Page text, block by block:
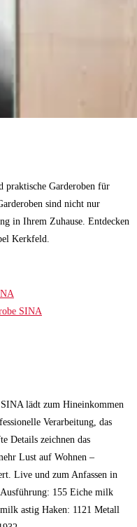
Garderoben für
sind nicht nur
in Ihrem Zuhause. Entdecken
Kerkfeld.
lädt zum Hineinkommen
Verarbeitung, das
Details zeichnen das
Lust auf Wohnen –
Live und zum Anfassen in
155 Eiche milk
astig Haken: 1121 Metall